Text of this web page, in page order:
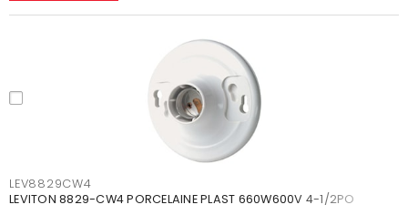
LEV8829CW4
LEVITON 8829-CW4 PORCELAINE PLAST 660W600V 4-1/2PO